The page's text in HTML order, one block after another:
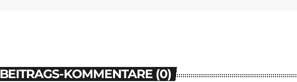
BEITRAGS-KOMMENTARE (0)